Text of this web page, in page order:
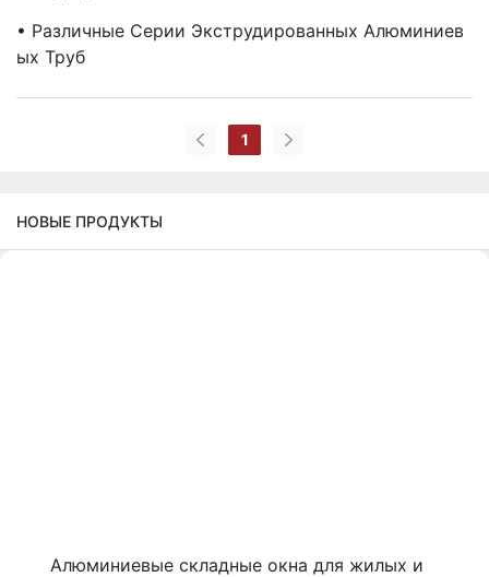
• Различные Серии Экструдированных Алюминиев
Ых Труб
1
НОВЫЕ ПРОДУКТЫ
Алюминиевые складные окна для жилых и